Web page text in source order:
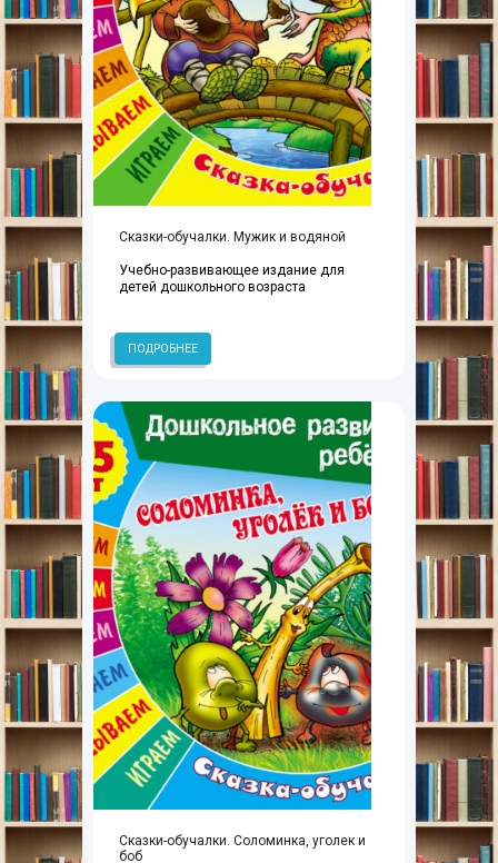
Сказки-обучалки. Мужик и водяной
Учебно-развивающее издание для
детей дошкольного возраста
ПОДРОБНЕЕ
Сказки-обучалки. Соломинка, уголек и
боб